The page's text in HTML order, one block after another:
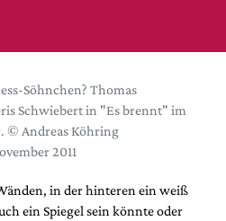
Söhnchen? Thomas
Schwiebert in "Es brennt" im
© Andreas Köhring
2011
in der hinteren ein weiß
ein Spiegel sein könnte oder